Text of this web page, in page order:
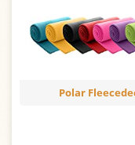
Polar